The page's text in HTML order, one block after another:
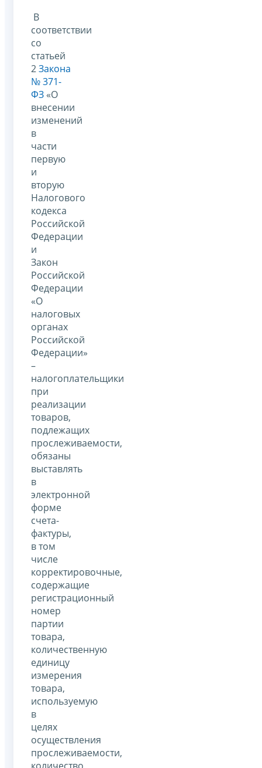
В
соответствии
со
статьей
2Закона
№ 371-
ФЗ «О
внесении
изменений
в
части
первую
и
вторую
Налогового
кодекса
Российской
Федерации
и
Закон
Российской
Федерации
«О
налоговых
органах
Российской
Федерации»
–
налогоплательщики
при
реализации
товаров,
подлежащих
прослеживаемости,
обязаны
выставлять
в
электронной
форме
счета-
фактуры,
в том
числе
корректировочные,
содержащие
регистрационный
номер
партии
товара,
количественную
единицу
измерения
товара,
используемую
в
целях
осуществления
прослеживаемости,